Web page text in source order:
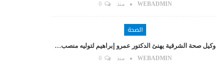
WEBADMIN منذ 0
الصحة
وكيل صحة الشرقية يهنئ الدكتور عمرو إبراهيم لتوليه منصب…
WEBADMIN منذ 0